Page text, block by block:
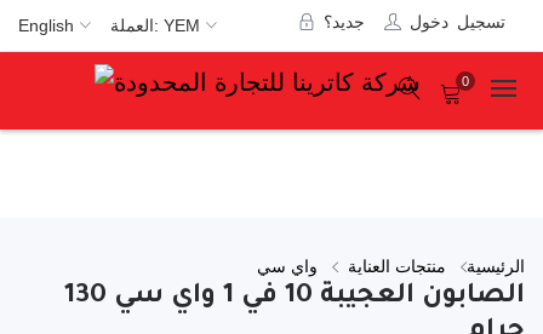
English العملة: YEM تسجيل دخول جديد؟
0
الرئيسية منتجات العناية واي سي
الصابون العجيبة 10 في 1 واي سي 130